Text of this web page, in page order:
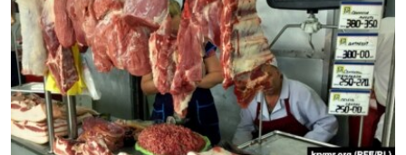
СПЕЦПРОЕКТИ
ДЕПОРТАЦІЯ
ВІДЕОУРОКИ «ELIFBE»
СВІДЧЕННЯ ОКУПАЦІЇ
ЯК ОБІЙТИ БЛОКУВАННЯ
Русский
Qırımtatar